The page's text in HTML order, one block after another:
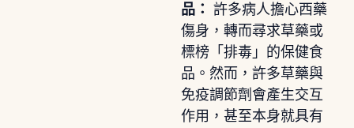
品： 許多病人擔心西藥
傷身，轉而尋求草藥或
標榜「排毒」的保健食
品。然而，許多草藥與
免疫調節劑會產生交互
作用，甚至本身就具有